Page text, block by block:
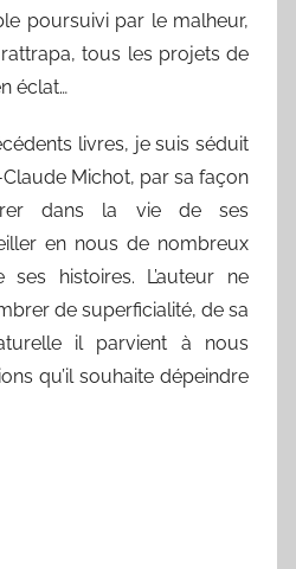
poursuivi par le malheur,
tous les projets de
éclat…
livres, je suis séduit
Michot, par sa façon
dans la vie de ses
en nous de nombreux
histoires. L’auteur ne
de superficialité, de sa
il parvient à nous
qu’il souhaite dépeindre